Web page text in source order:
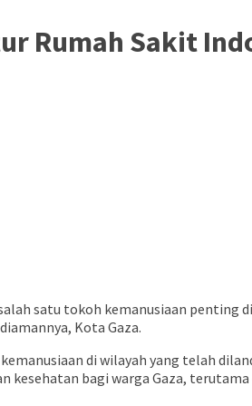
Rumah Sakit
satu tokoh kemanusiaan penting
Kota Gaza.
di wilayah yang telah
kesehatan bagi warga Gaza,